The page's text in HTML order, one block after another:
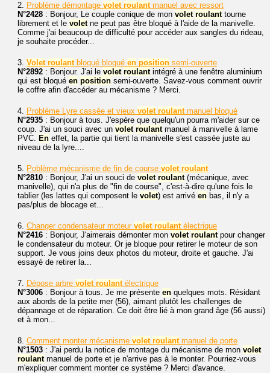
2. Problème démontage volet roulantmanuel avec ressort
N°2428 : Bonjour, Le couple conique de mon volet roulanttourne
librement et le voletne peut pas être bloqué à l'aide de la manivelle.
Comme j'ai beaucoup de difficulté pour accéder aux sangles du rideau,
je souhaite procéder...
3. Volet roulantbloqué bloqué en position semi-ouverte
N°2892 : Bonjour. J'ai le volet roulantintégré à une fenêtre aluminium
qui est bloqué en position semi-ouverte. Savez-vous comment ouvrir
le coffre afin d'accéder au mécanisme ? Merci.
4. Problème Lyre cassée et vieux volet roulantmanuel bloqué
N°2935 : Bonjour à tous. J'espère que quelqu'un pourra m'aider sur ce
coup. J'ai un souci avec un volet roulantmanuel à manivelle à lame
PVC. En effet, la partie qui tient la manivelle s'est cassée juste au
niveau de la lyre....
5. Poblème mécanisme de fin de course volet roulant
N°2810 : Bonjour, J'ai un souci de volet roulant(mécanique, avec
manivelle), qui n'a plus de "fin de course", c'est-à-dire qu'une fois le
tablier (les lattes qui composent le volet) est arrivé en bas, il n'y a
pas/plus de blocage et...
6. Changer condensateur moteur volet roulantélectrique
N°2416 : Bonjour, J'aimerais démonter mon volet roulantpour changer
le condensateur du moteur. Or je bloque pour retirer le moteur de son
support. Je vous joins deux photos du moteur, droite et gauche. J'ai
essayé de retirer la...
7. Dépose arbre volet roulantélectrique
N°3006 : Bonjour à tous. Je me présente en quelques mots. Résidant
aux abords de la petite mer (56), aimant plutôt les challenges de
dépannage et de réparation. Ce doit être lié à mon grand âge (56 aussi)
et à mon...
8. Comment monter mécanisme volet roulantmanuel de porte
N°1503 : J'ai perdu la notice de montage du mécanisme de mon volet
roulantmanuel de porte et je n'arrive pas à le monter. Pourriez-vous
m'expliquer comment monter ce système ? Merci d'avance.